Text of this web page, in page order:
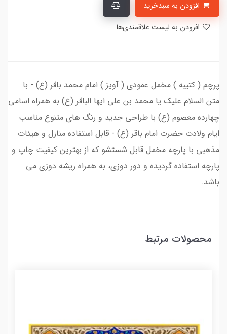
پرچم ( کتیبه ) مخمل عمودی ( آویز ) امام محمد باقر (ع) - با
متن السلام علیک یا محمد بن علی ایها الباقر (ع) به همراه اسامی
چهارده معصوم (ع) با طراحی جدید و رنگ های متنوع مناسب
ایام ولادت حضرت امام باقر (ع) - قابل استفاده منازل و هیئات
مذهبی با پارچه مخمل قابل شستشو که از بهترین کیفیت چاپ و
پارچه استفاده گردیده و دور دوزی، به همراه ریشه دوزی می
باشد.
محصولات مرتبط